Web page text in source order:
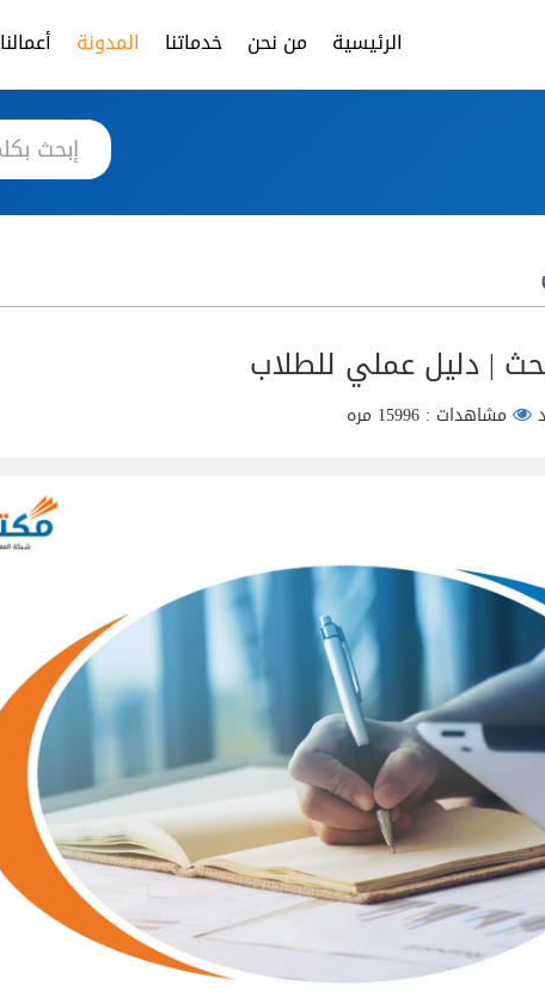
الرئيسية من نحن خدماتنا المدونة أعمالنا
| دليل عملي للطلاب
مشاهدات : 15996 مره